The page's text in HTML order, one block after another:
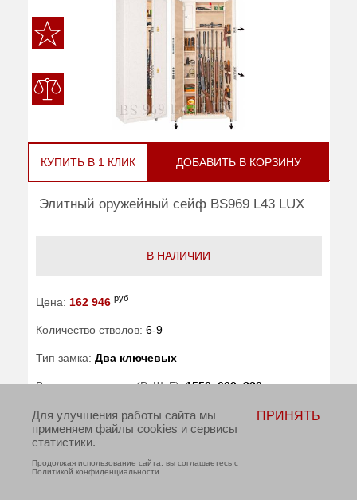
КУПИТЬ В 1 КЛИК ДОБАВИТЬ В КОРЗИНУ
Элитный оружейный сейф BS969 L43 LUX
В НАЛИЧИИ
Цена: 162 946 руб
Количество стволов: 6-9
Тип замка: Два ключевых
Внешние размеры (ВхШхГ): 1550x600x320
Трейзер: есть
Для улучшения работы сайта мы
применяем файлы cookies и сервисы
статистики.
Продолжая использование сайта, вы соглашаетесь с
Политикой конфиденциальности
ПРИНЯТЬ